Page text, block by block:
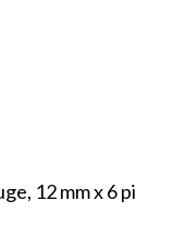
12 mm x 6 pi